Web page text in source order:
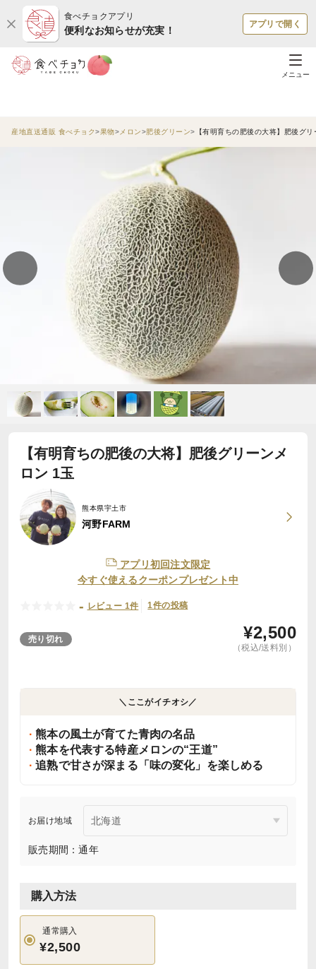
食べチョクアプリ
便利なお知らせが充実！
アプリで開く
メニュー
産地直送通販 食べチョク 果物 メロン 肥後グリーン 【有明育ちの肥後の大将】肥後グ
【有明育ちの肥後の大将】肥後グリーンメ
ロン 1玉
熊本県宇土市
河野FARM
アプリ初回注文限定
今すぐ使えるクーポンプレゼント中
- レビュー 1件 1件の投稿
売り切れ ¥2,500
（税込/送料別）
＼ここがイチオシ／
熊本の風土が育てた青肉の名品
熊本を代表する特産メロンの“王道”
追熟で甘さが深まる「味の変化」を楽しめる
お届け地域
販売期間：通年
購入方法
通常購入
¥2,500